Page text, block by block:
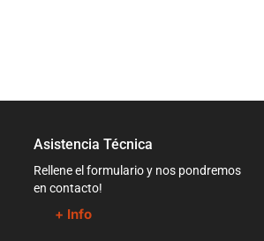
Asistencia Técnica
Rellene el formulario y nos pondremos
en contacto!
+ Info